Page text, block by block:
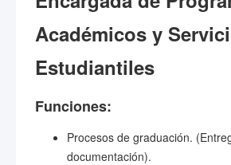
Académicos y
Estudiantiles
Funciones:
Procesos de graduación.
documentación).